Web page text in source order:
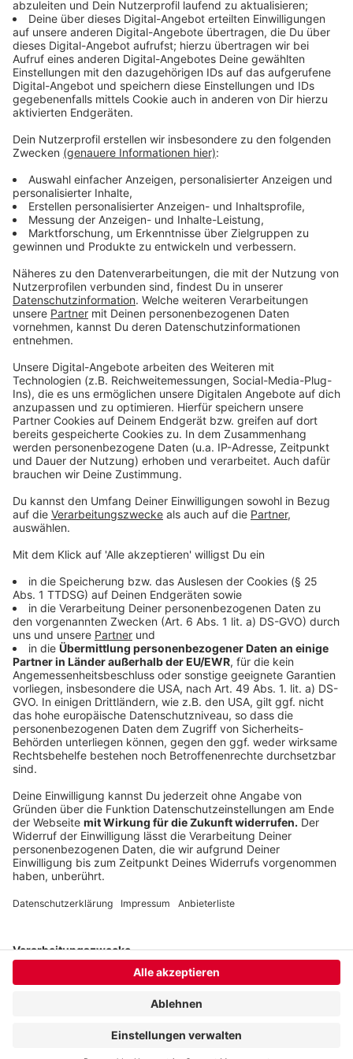
Anzeige
Eine Einheit aus Brunder und Schwester
Anzeige
Erstaunlich, dass FINNEAS neben Schauspielen und als
überhaupt Zeit hat noch eigene Musik zu machen. Hat
er aber und man kann durchaus parallelen ziehen
zwischen den Songs wie "Ocean Eyes" für Billie und
"Let's Fall In Love For The Night". Überhaupt sind die
harmonierendes Geschwisterpaar. Wenn man genau
hinhört, kann man auch auf "Blood Harmony" die
Stimme von Billie finden. Umgekehrt hat FINNEAS das
Debüt seiner Schwester mit ihr in ihrem Kinderzimmer
Anzeige
Anzeige
Wir benötigen Ihre
Video-Service zu laden!
Wir verwenden einen Service eines
Drittanbieters, um Videoinhalte
einzubetten. Dieser Service kann
Daten zu Ihren Aktivitäten
sammeln. Bitte lesen Sie die
Details durch und stimmen Sie der
Nutzung des Service zu, um dieses
Video anzusehen.
Mehr Informationen
Akzeptieren
powered byUsercentrics Consent
Management Platform
FINNEAS - Break My Heart Again (Official Video)
Anzeige